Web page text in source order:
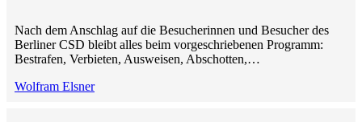
Nach dem Anschlag auf die Besucherinnen und Besucher des
Berliner CSD bleibt alles beim vorgeschriebenen Programm:
Bestrafen, Verbieten, Ausweisen, Abschotten,…
Wolfram Elsner